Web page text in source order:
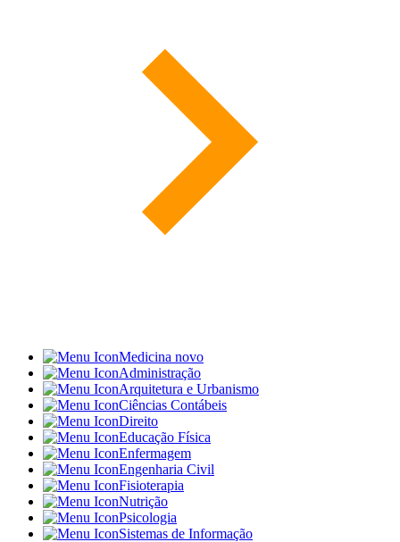
Medicina novo
Administração
Arquitetura e Urbanismo
Ciências Contábeis
Direito
Educação Física
Enfermagem
Engenharia Civil
Fisioterapia
Nutrição
Psicologia
Sistemas de Informação